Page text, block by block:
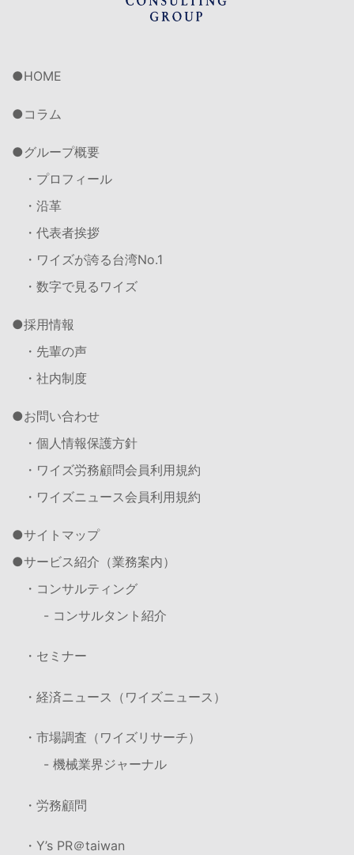
HOME
コラム
グループ概要
・プロフィール
・沿革
・代表者挨拶
・ワイズが誇る台湾No.1
・数字で見るワイズ
採用情報
・先輩の声
・社内制度
お問い合わせ
・個人情報保護方針
・ワイズ労務顧問会員利用規約
・ワイズニュース会員利用規約
サイトマップ
サービス紹介（業務案内）
・コンサルティング
- コンサルタント紹介
・セミナー
・経済ニュース（ワイズニュース）
・市場調査（ワイズリサーチ）
- 機械業界ジャーナル
・労務顧問
・Y’s PR＠taiwan